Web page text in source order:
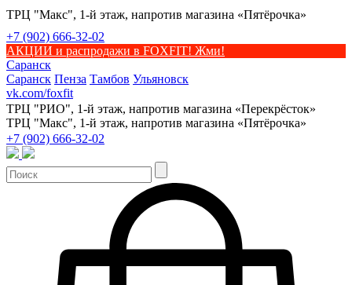
ТРЦ "Макс", 1-й этаж, напротив магазина «Пятёрочка»
+7 (902) 666-32-02
АКЦИИ и распродажи в FOXFIT! Жми!
Саранск
Саранск Пенза Тамбов Ульяновск
vk.com/foxfit
ТРЦ "РИО", 1-й этаж, напротив магазина «Перекрёсток»
ТРЦ "Макс", 1-й этаж, напротив магазина «Пятёрочка»
+7 (902) 666-32-02